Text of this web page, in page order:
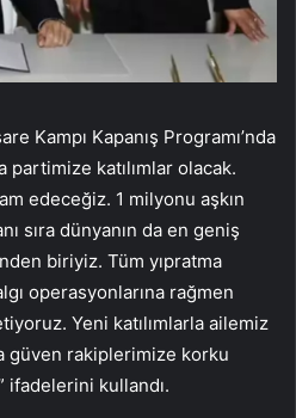
Kampı Kapanış Programı’nda
partimize katılımlar olacak.
edeceğiz. 1 milyonu aşkın
sıra dünyanın da en geniş
biriyiz. Tüm yıpratma
operasyonlarına rağmen
Yeni katılımlarla ailemiz
güven rakiplerimize korku
ifadelerini kullandı.